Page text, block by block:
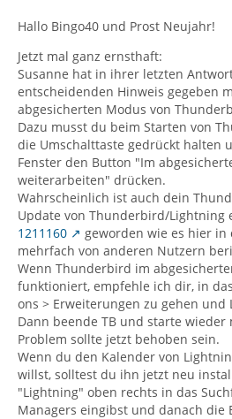
Hallo Bingo40 und Prost Neujahr!
Jetzt mal ganz ernsthaft:
Susanne hat in ihrer letzten
entscheidenden Hinweis gegeben
abgesicherten Modus von
Dazu musst du beim Starten von
die Umschalttaste gedrückt halten
Fenster den Button "Im
weiterarbeiten" drücken.
Wahrscheinlich ist auch dein
Update von Thunderbird/Lightning
1211160
geworden wie es hier in
mehrfach von anderen Nutzern
Wenn Thunderbird im
funktioniert, empfehle ich dir, in
ons > Erweiterungen zu gehen
Dann beende TB und starte
Problem sollte jetzt behoben sein.
Wenn du den Kalender von
willst, solltest du ihn jetzt neu
"Lightning" oben rechts in das
Managers eingibst und danach die